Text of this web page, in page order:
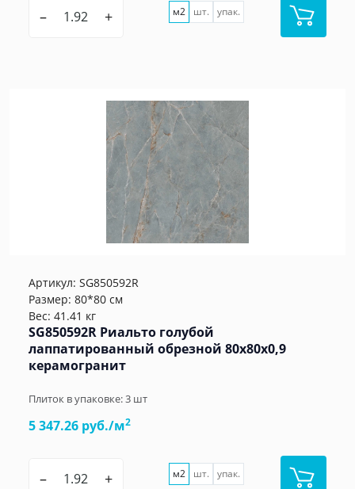
– + м2 шт. упак.
Артикул: SG850592R
Размер: 80*80 см
Вес: 41.41 кг
SG850592R Риальто голубой
лаппатированный обрезной 80x80x0,9
керамогранит
Плиток в упаковке:3 шт
5 347.26 руб./м2
– + м2 шт. упак.